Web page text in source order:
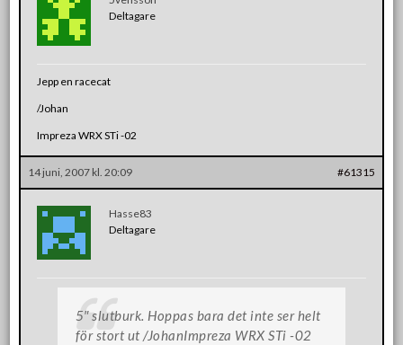
Deltagare
Jepp en racecat
/Johan
Impreza WRX STi -02
14 juni, 2007 kl. 20:09 #61315
Hasse83
Deltagare
5″ slutburk. Hoppas bara det inte ser helt
för stort ut /JohanImpreza WRX STi -02